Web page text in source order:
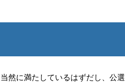
然に満たしているはずだし、公選